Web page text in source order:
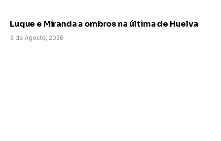
Luque e Miranda a ombros na última de Huelva
3 de Agosto, 2026